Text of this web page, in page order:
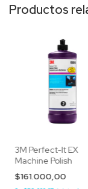
Productos
3M Perfect-It EX
Machine Polish
$161.000,00